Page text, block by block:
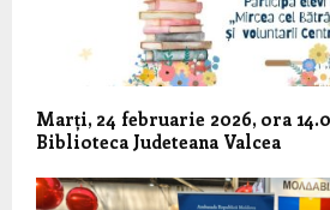
Marți, 24 februarie 2026, ora
Biblioteca Judeteana Valcea